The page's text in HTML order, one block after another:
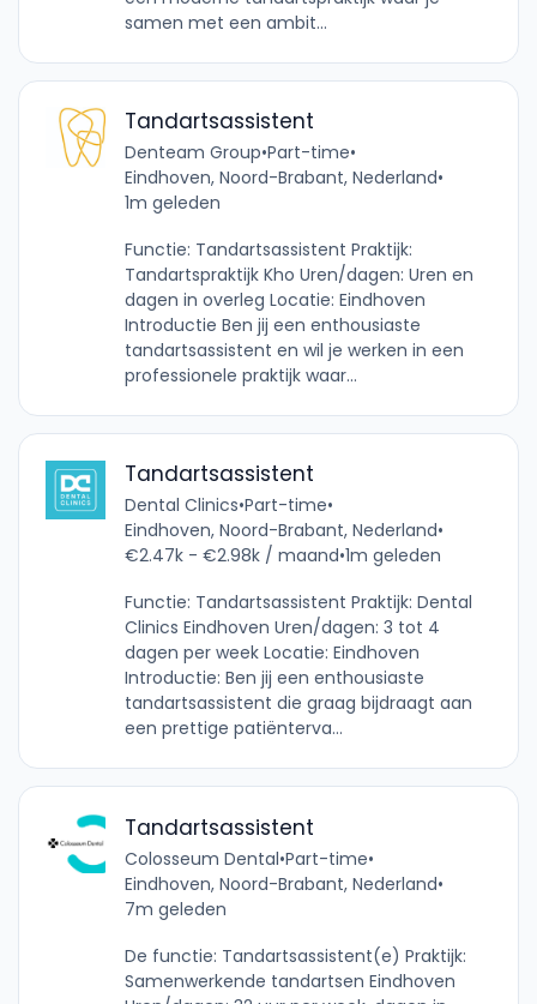
samen met een ambit...
Tandartsassistent
Denteam Group•Part-time•
Eindhoven, Noord-Brabant, Nederland•
1m geleden
Functie: Tandartsassistent Praktijk:
Tandartspraktijk Kho Uren/dagen: Uren en
dagen in overleg Locatie: Eindhoven
Introductie Ben jij een enthousiaste
tandartsassistent en wil je werken in een
professionele praktijk waar...
Tandartsassistent
Dental Clinics•Part-time•
Eindhoven, Noord-Brabant, Nederland•
€2.47k - €2.98k / maand•1m geleden
Functie: Tandartsassistent Praktijk: Dental
Clinics Eindhoven Uren/dagen: 3 tot 4
dagen per week Locatie: Eindhoven
Introductie: Ben jij een enthousiaste
tandartsassistent die graag bijdraagt aan
een prettige patiënterva...
Tandartsassistent
Colosseum Dental•Part-time•
Eindhoven, Noord-Brabant, Nederland•
7m geleden
De functie: Tandartsassistent(e) Praktijk:
Samenwerkende tandartsen Eindhoven